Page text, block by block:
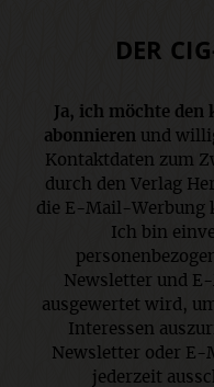
DER
Ja, ich möchte
abonnieren und
Kontaktdaten zum
durch den Verlag
die E-Mail-Werbung
Ich bin
Newsletter und
ausgewertet wird,
Interessen
Newsletter oder E-
jederzeit